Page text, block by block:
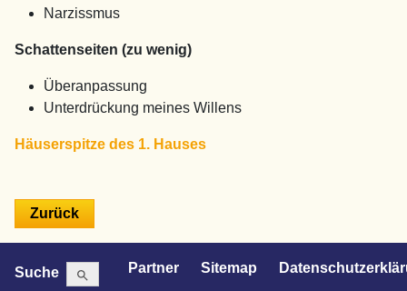
Narzissmus
Schattenseiten (zu wenig)
Überanpassung
Unterdrückung meines Willens
Häuserspitze des 1. Hauses
Suche Search
for:
Search Button Partner Sitemap